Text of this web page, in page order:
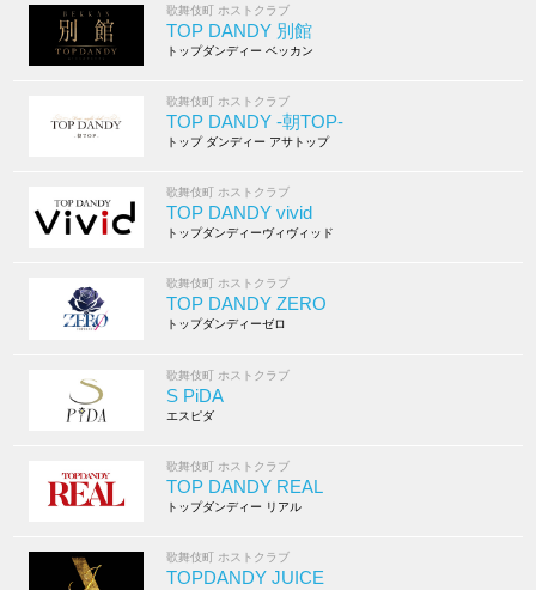
歌舞伎町 ホストクラブ
TOP DANDY 別館
トップダンディー ベッカン
歌舞伎町 ホストクラブ
TOP DANDY -朝TOP-
トップ ダンディー アサトップ
歌舞伎町 ホストクラブ
TOP DANDY vivid
トップダンディーヴィヴィッド
歌舞伎町 ホストクラブ
TOP DANDY ZERO
トップダンディーゼロ
歌舞伎町 ホストクラブ
S PiDA
エスピダ
歌舞伎町 ホストクラブ
TOP DANDY REAL
トップダンディー リアル
歌舞伎町 ホストクラブ
TOPDANDY JUICE